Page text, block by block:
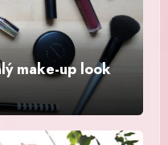
make-up look